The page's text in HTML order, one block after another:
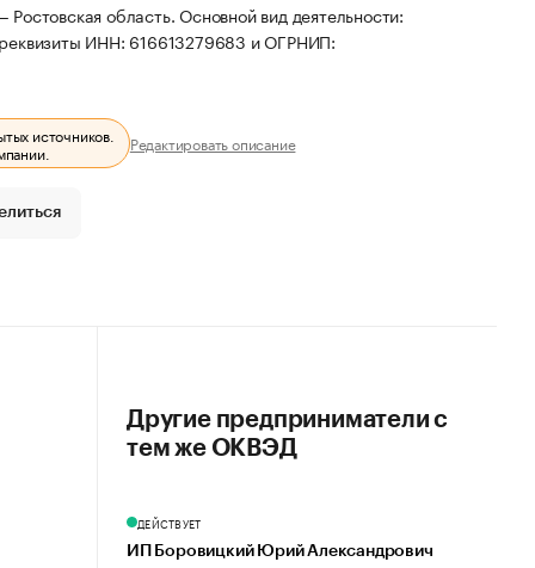
область. Основной вид деятельности:
ИНН: 616613279683 и ОГРНИП:
источников.
Редактировать описание
Другие предприниматели с
тем же ОКВЭД
ДЕЙСТВУЕТ
ИП Боровицкий Юрий Александрович